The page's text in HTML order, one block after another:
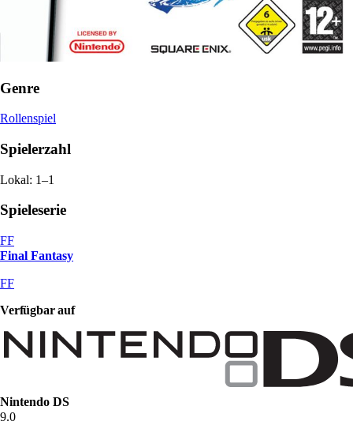
Genre
Rollenspiel
Spielerzahl
Lokal: 1–1
Spieleserie
FF
Final Fantasy
FF
Verfügbar auf
Nintendo DS
9.0